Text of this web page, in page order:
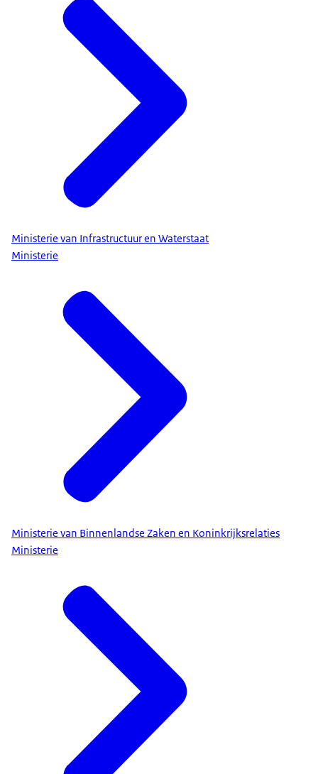
Ministerie van Infrastructuur en Waterstaat
Ministerie
Ministerie van Binnenlandse Zaken en Koninkrijksrelaties
Ministerie